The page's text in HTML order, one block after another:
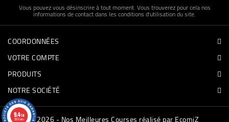
Vous pouvez vous désinscrire à tout moment. Vous trouverez pour cela nos
informations de contact dans les conditions d'utilisation du site.
COORDONNÉES
VOTRE COMPTE
PRODUITS
NOTRE SOCIÉTÉ
© 2026 - Nos Meilleures Courses réalisé par EcomiZ
9.4/10
3337 avis